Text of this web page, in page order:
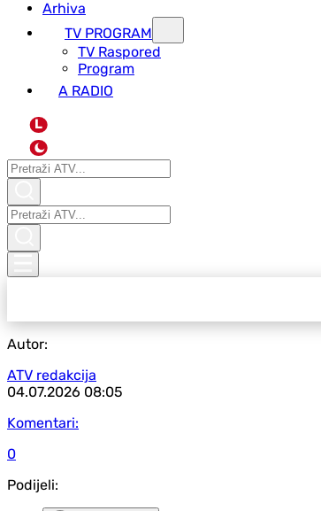
Arhiva
TV PROGRAM
ТV Raspored
Program
A RADIO
L
Autor:
ATV redakcija
04.07.2026 08:05
Komentari:
0
Podijeli: